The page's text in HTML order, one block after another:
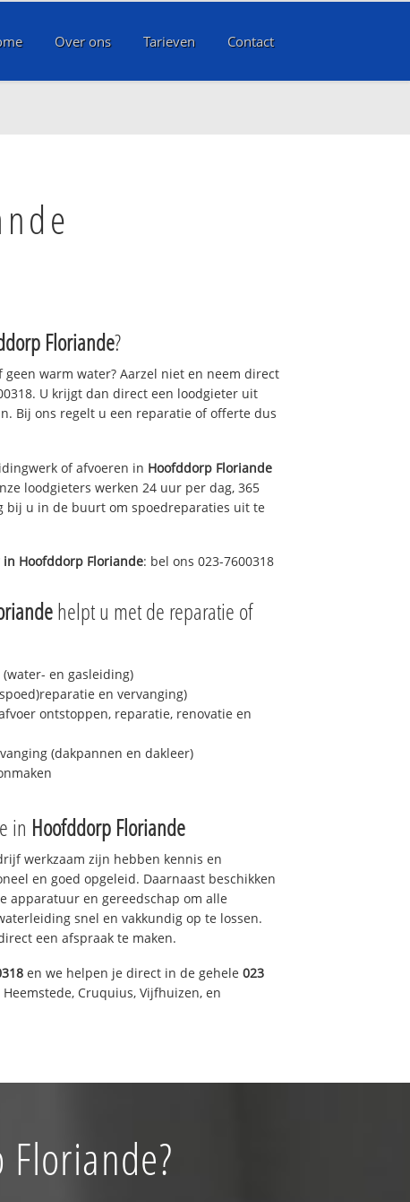
Over ons Tarieven Contact
Floriande?
geen warm water? Aarzel niet en neem direct
U krijgt dan direct een loodgieter uit
Bij ons regelt u een reparatie of offerte dus
of afvoeren in Hoofddorp Floriande
loodgieters werken 24 uur per dag, 365
bij u in de buurt om spoedreparaties uit te
in Hoofddorp Floriande: bel ons 023-7600318
helpt u met de reparatie of
en gasleiding)
en vervanging)
ontstoppen, reparatie, renovatie en
(dakpannen en dakleer)
in Hoofddorp Floriande
werkzaam zijn hebben kennis en
en goed opgeleid. Daarnaast beschikken
apparatuur en gereedschap om alle
snel en vakkundig op te lossen.
een afspraak te maken.
en we helpen je direct in de gehele 023
Cruquius, Vijfhuizen, en